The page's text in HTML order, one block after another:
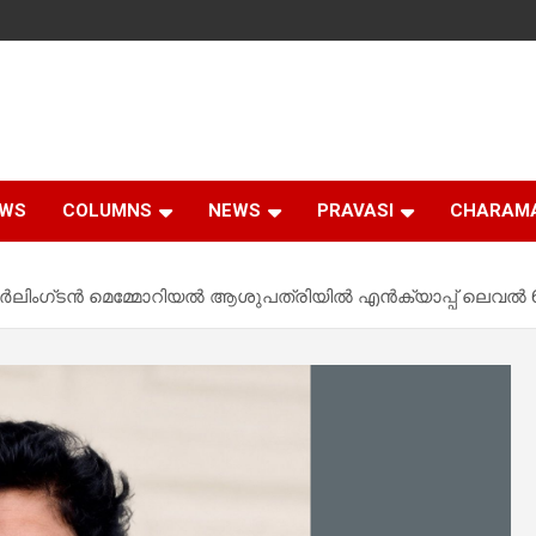
COLUMNS NEWS PRAVASI
മെമ്മോറിയല്‍ ആശുപത്രിയില്‍ എന്‍ക്യാപ്പ് ലെവല്‍ 6